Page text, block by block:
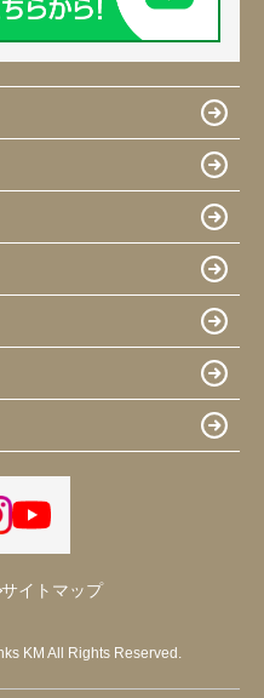
サイトマップ
KM All Rights Reserved.